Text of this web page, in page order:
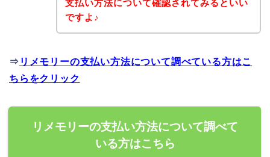
支払い方法について確認されてみるといい
ですよ♪
⇒ リメモリーの支払い方法について調べている方はこ
ちらをクリック
リメモリーの支払い方法について調べて
いる方はこちら